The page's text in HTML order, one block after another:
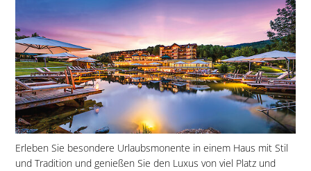
Erleben Sie besondere Urlaubsmonente in einem Haus mit Stil
und Tradition und genießen Sie den Luxus von viel Platz und